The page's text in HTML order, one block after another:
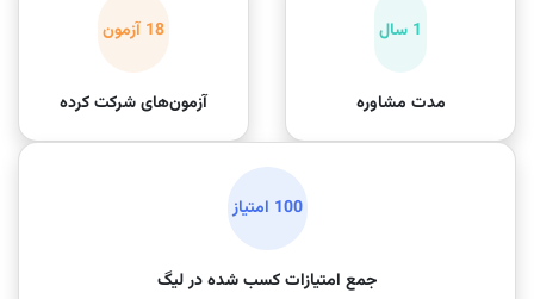
1 سال
مدت مشاوره
18 آزمون
آزمون‌های شرکت کرده
100 امتیاز
جمع امتیازات کسب شده در لیگ